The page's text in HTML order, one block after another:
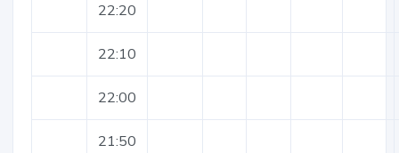
22:20
22:10
22:00
21:50